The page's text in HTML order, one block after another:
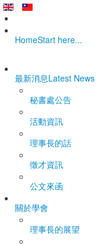
HomeStart here...
最新消息Latest News
秘書處公告
活動資訊
理事長的話
徵才資訊
公文來函
關於學會
理事長的展望